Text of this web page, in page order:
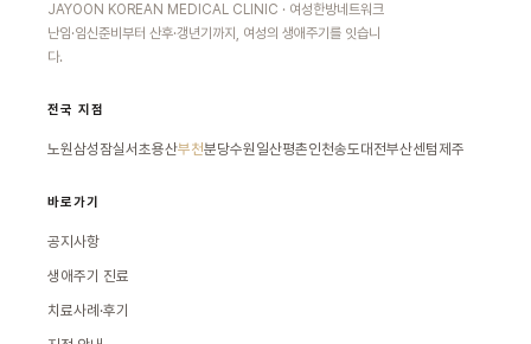
JAYOON KOREAN MEDICAL CLINIC · 여성한방네트워크
난임·임신준비부터 산후·갱년기까지, 여성의 생애주기를 잇습니
다.
전국 지점
노원삼성잠실서초용산부천분당수원 일산평촌인천송도대전부산센텀 제주
바로가기
공지사항
생애주기 진료
치료사례·후기